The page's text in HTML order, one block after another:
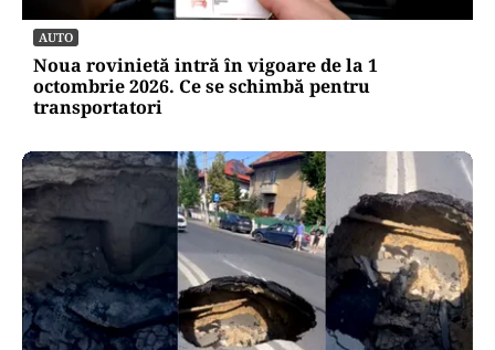
AUTO
Noua rovinietă intră în vigoare de la 1
octombrie 2026. Ce se schimbă pentru
transportatori